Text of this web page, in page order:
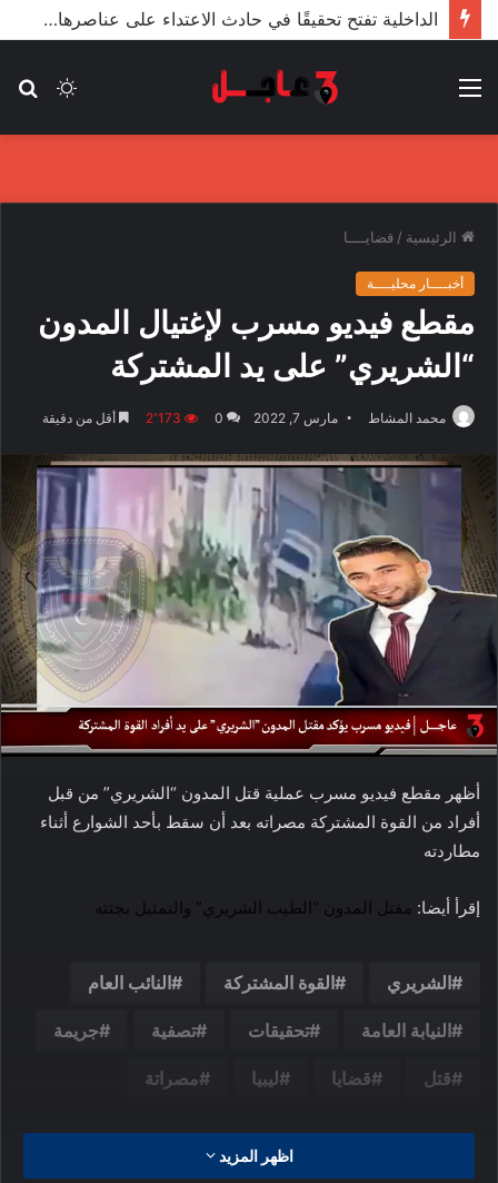
الأعور: اتفاقية ترسيم الحدود مع تركيا على طاولة النواب والاعتماد مرجّح
الوضع
القائمة
الرئيسية / قضايــــا
أخبــــار محليــــة
مقطع فيديو مسرب لإغتيال المدون
“الشريري” على يد المشتركة
محمد المشاط مارس 7, 2022 0 2٬173 أقل من دقيقة
أظهر مقطع فيديو مسرب عملية قتل المدون “الشريري” من قبل
أفراد من القوة المشتركة مصراته بعد أن سقط بأحد الشوارع أثناء
مطاردته
إقرأ أيضا: مقتل المدون “الطيب الشريري” والتمثيل بجثته
الشريري القوة المشتركة النائب العام
النيابة العامة تحقيقات تصفية جريمة
قتل قضايا ليبيا مصراتة
اظهر المزيد